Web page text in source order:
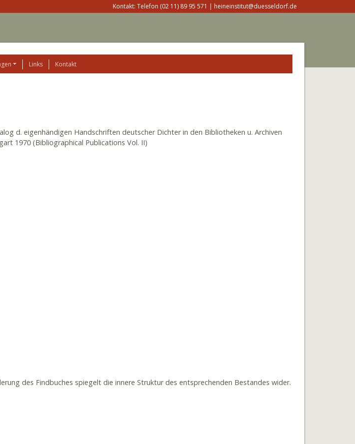
Kontakt: Telefon (02 11) 89 95 571 | heineinstitut@duesseldorf.de
Links Kontakt
d. eigenhändigen Handschriften deutscher Dichter in den Bibliotheken u. Archiven
1970 (Bibliographical Publications Vol. II)
des Findbuches spiegelt die innere Struktur des entsprechenden Bestandes wider.